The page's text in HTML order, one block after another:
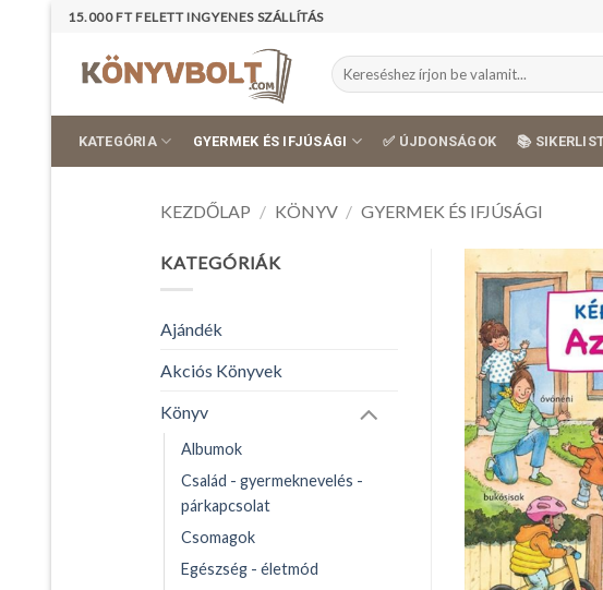
Skip
content
15.000 FT FELETT INGYENES SZÁLLÍTÁS
Keresés
a
KATEGÓRIA GYERMEK ÉS IFJÚSÁGI ✅ ÚJDONSÁGOK 📚
KEZDŐLAP / KÖNYV / GYERMEK ÉS IFJÚSÁGI
KATEGÓRIÁK
Ajándék
Akciós Könyvek
Könyv
Albumok
Család - gyermeknevelés -
párkapcsolat
Csomagok
Egészség - életmód